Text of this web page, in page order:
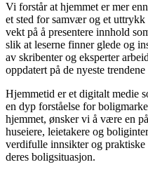
Vi forstår at hjemmet er mer
et sted for samvær og et
vekt på å presentere innhold
slik at leserne finner glede og
av skribenter og eksperter
oppdatert på de nyeste
Hjemmetid er et digitalt medie
en dyp forståelse for
hjemmet, ønsker vi å være en
huseiere, leietakere og
verdifulle innsikter og
deres boligsituasjon.